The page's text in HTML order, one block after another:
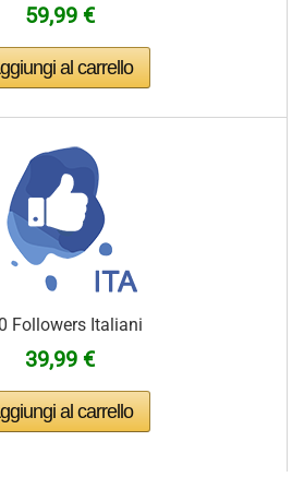
59,99 €
Followers Italiani
39,99 €